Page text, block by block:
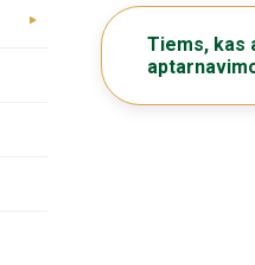
Tiems, kas